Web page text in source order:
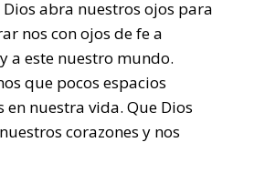
abra nuestros ojos para
nos con ojos de fe a
a este nuestro mundo.
que pocos espacios
nuestra vida. Que Dios
corazones y nos